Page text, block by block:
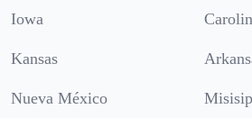
Iowa
Kansas
Nueva México